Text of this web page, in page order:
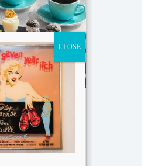
Bonita 轻怡时
下午茶
新推出以健康与身
CLOSE